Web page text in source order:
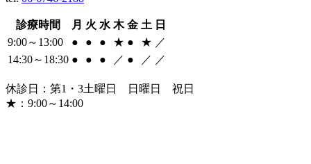
診療時間 月 火 水 木 金 土 日
9:00～13:00
● ● ● ★ ● ★ ／
14:30～18:30 ● ● ● ／ ● ／ ／
休診日：第1・3土曜日 日曜日 祝日
★：9:00～14:00